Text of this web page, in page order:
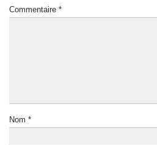
Commentaire *
Nom *